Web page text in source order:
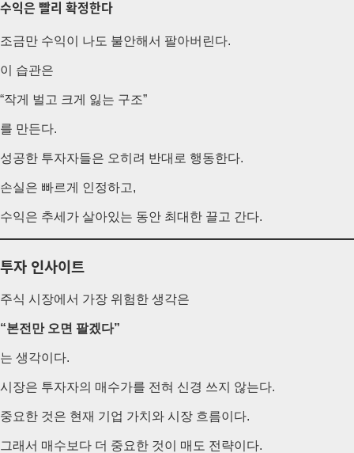
수익은 빨리 확정한다
조금만 수익이 나도 불안해서 팔아버린다.
이 습관은
“작게 벌고 크게 잃는 구조”
를 만든다.
성공한 투자자들은 오히려 반대로 행동한다.
손실은 빠르게 인정하고,
수익은 추세가 살아있는 동안 최대한 끌고 간다.
투자 인사이트
주식 시장에서 가장 위험한 생각은
“본전만 오면 팔겠다”
는 생각이다.
시장은 투자자의 매수가를 전혀 신경 쓰지 않는다.
중요한 것은 현재 기업 가치와 시장 흐름이다.
그래서 매수보다 더 중요한 것이 매도 전략이다.